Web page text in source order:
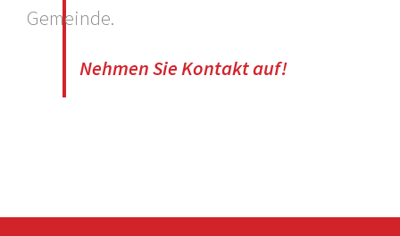
Gemeinde.
Nehmen Sie Kontakt auf!